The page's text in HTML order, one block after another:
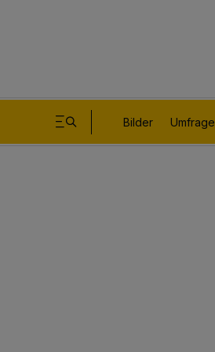
Bilder Umfrage